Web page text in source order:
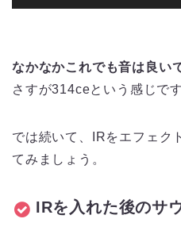
声
ー
ヤ
なかなかこれでも音は良い
さすが314ceという感じです
では続いて、IRをエフェク
てみましょう。
IRを入れた後のサ